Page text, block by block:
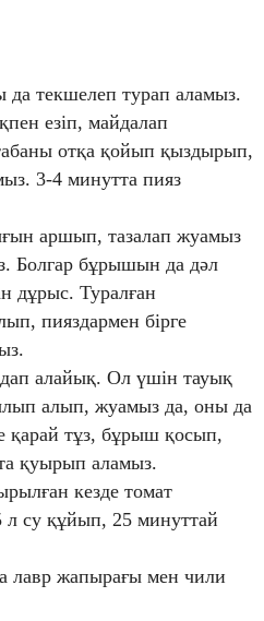
да текшелеп турап аламыз.
езіп, майдалап
отқа қойып қыздырып,
3-4 минутта пияз
аршып, тазалап жуамыз
Болгар бұрышын да дәл
дұрыс. Туралған
пияздармен бірге
алайық. Ол үшін тауық
алып, жуамыз да, оны да
қарай тұз, бұрыш қосып,
қуырып аламыз.
кезде томат
су құйып, 25 минуттай
лавр жапырағы мен чили